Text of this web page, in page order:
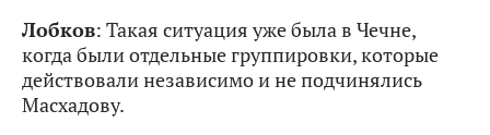
Лобков: Такая ситуация уже была в Чечне,
когда были отдельные группировки, которые
действовали независимо и не подчинялись
Масхадову.